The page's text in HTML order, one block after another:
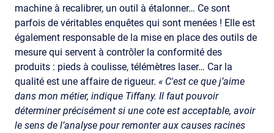
machine à recalibrer, un outil à étalonner… Ce sont
parfois de véritables enquêtes qui sont menées ! Elle est
également responsable de la mise en place des outils de
mesure qui servent à contrôler la conformité des
produits : pieds à coulisse, télémètres laser… Car la
qualité est une affaire de rigueur. « C'est ce que j’aime
dans mon métier, indique Tiffany. Il faut pouvoir
déterminer précisément si une cote est acceptable, avoir
le sens de l’analyse pour remonter aux causes racines